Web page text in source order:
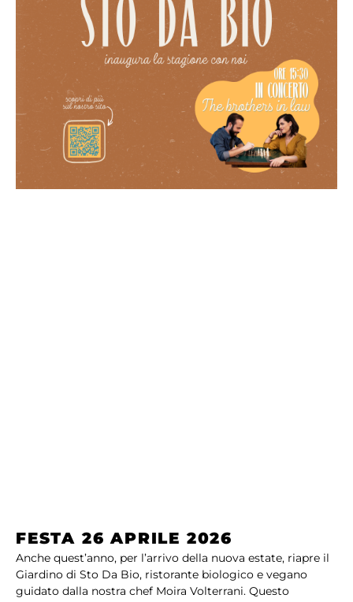
FESTA 26 APRILE 2026
Anche quest’anno, per l’arrivo della nuova estate, riapre il
Giardino di Sto Da Bio, ristorante biologico e vegano
guidato dalla nostra chef Moira Volterrani. Questo